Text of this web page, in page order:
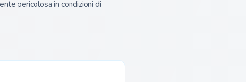
pericolosa in condizioni di